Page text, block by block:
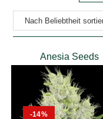
Anesia Seeds
-14%